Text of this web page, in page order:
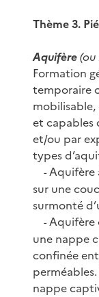
Thème 3.
Aquifère(ou
Formation
temporaire
et capables
et/ou par
types
-Aquifère
sur une
surmonté
-Aquifère
une nappe
confinée
nappe